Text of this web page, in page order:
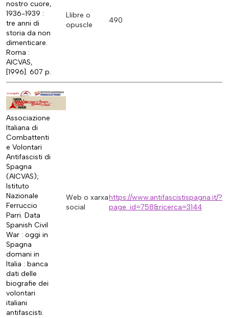
nostro cuore,
1936-1939 :
tre anni di
storia da non
dimenticare.
Roma :
AICVAS,
[1996]. 607 p.
Llibre o
opuscle
490
Associazione
Italiana di
Combattenti
e Volontari
Antifascisti di
Spagna
(AICVAS);
Istituto
Nazionale
Ferruccio
Parri. Data
Spanish Civil
War : oggi in
Spagna
domani in
Italia : banca
dati delle
biografie dei
volontari
italiani
antifascisti.
Web o xarxa
social
https://www.antifascistispagna.it/?
page_id=758&ricerca=3144